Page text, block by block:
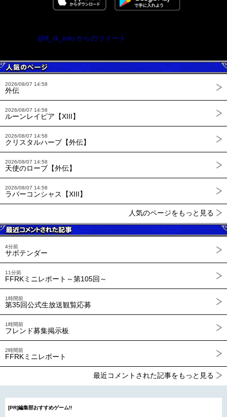
@ff_rk_info からのツイート
2026/08/07 14:58
外伝
2026/08/07 14:58
ルーンレイピア【XIII】
2026/08/07 14:58
クリスタルハープ【外伝】
2026/08/07 14:58
天使のローブ【外伝】
2026/08/07 14:58
ラバーコンシャス【XIII】
人気のページをもっと見る
4分前
サボテンダー
11分前
FFRKミニレポート～第105回～
1時間前
第35回公式生放送観覧応募
1時間前
フレンド募集掲示板
2時間前
FFRKミニレポート
最近コメントされた記事をもっと見る
[PR]編集部おすすめゲーム!!